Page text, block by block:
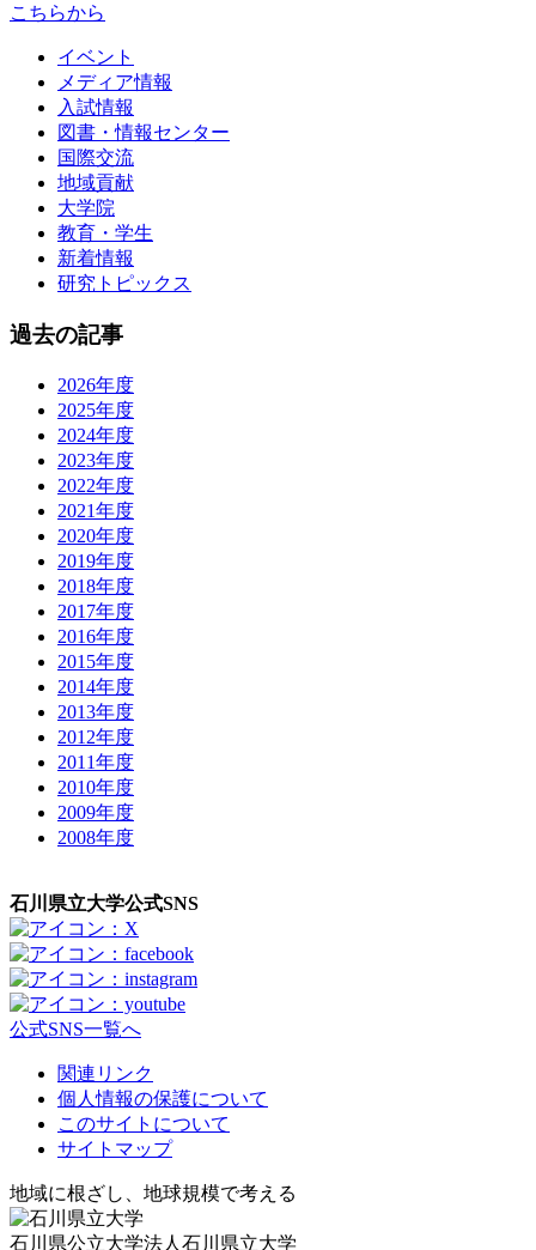
こちらから
イベント
メディア情報
入試情報
図書・情報センター
国際交流
地域貢献
大学院
教育・学生
新着情報
研究トピックス
過去の記事
2026年度
2025年度
2024年度
2023年度
2022年度
2021年度
2020年度
2019年度
2018年度
2017年度
2016年度
2015年度
2014年度
2013年度
2012年度
2011年度
2010年度
2009年度
2008年度
石川県立大学公式SNS
公式SNS一覧へ
関連リンク
個人情報の保護について
このサイトについて
サイトマップ
地域に根ざし、地球規模で考える
石川県公立大学法人石川県立大学